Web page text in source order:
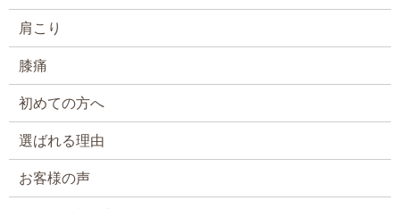
肩こり
膝痛
初めての方へ
選ばれる理由
お客様の声